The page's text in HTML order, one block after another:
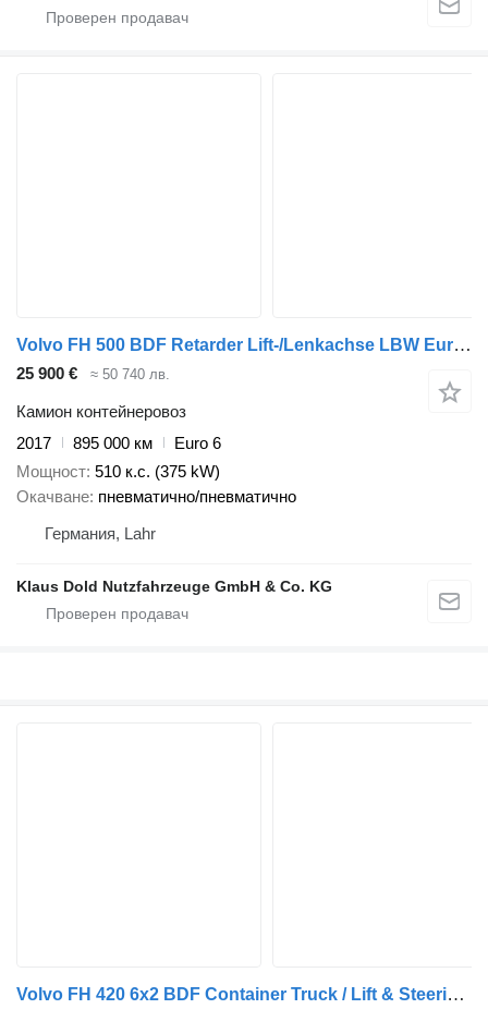
Volvo FH 500 BDF Retarder Lift-/Lenkachse LBW Euro 6
25 900 € ≈ 50 740 лв.
Камион контейнеровоз
2017
895 000 км
Euro 6
Мощност 510 к.с. (375 kW)
Окачване пневматично/пневматично
Германия, Lahr
Klaus Dold Nutzfahrzeuge GmbH & Co. KG
Volvo FH 420 6x2 BDF Container Truck / Lift & Steering Axle / Euro 6